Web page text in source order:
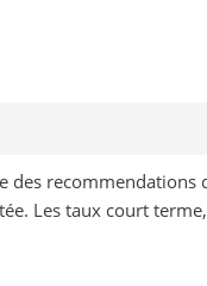
recommendations
Les taux court